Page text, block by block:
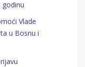
godinu
Vlade
u Bosnu i